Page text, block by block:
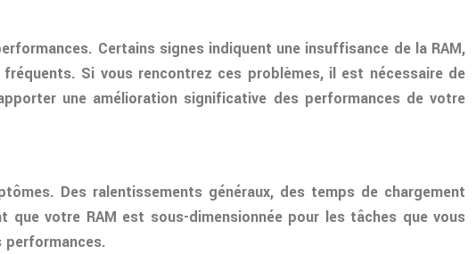
Certains signes indiquent une insuffisance de la RAM,
Si vous rencontrez ces problèmes, il est nécessaire de
une amélioration significative des performances de votre
Des ralentissements généraux, des temps de chargement
votre RAM est sous-dimensionnée pour les tâches que vous
performances.